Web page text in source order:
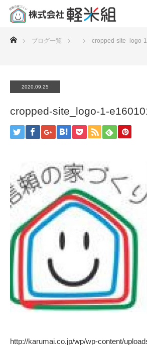
ブログ一覧 cropped-site_logo-
2020.09.25
cropped-site_logo-1-
http://karumai.co.jp/wp/wp-content/